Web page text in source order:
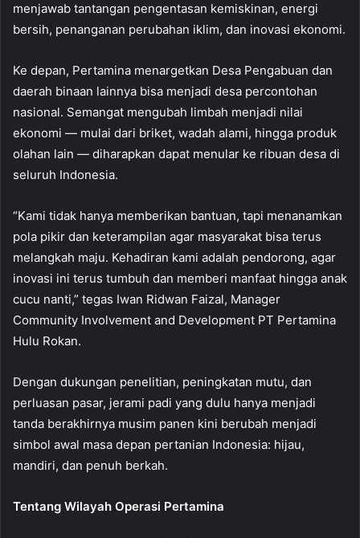
menjawab tantangan pengentasan kemiskinan, energi
bersih, penanganan perubahan iklim, dan inovasi ekonomi.
Ke depan, Pertamina menargetkan Desa Pengabuan dan
daerah binaan lainnya bisa menjadi desa percontohan
nasional. Semangat mengubah limbah menjadi nilai
ekonomi — mulai dari briket, wadah alami, hingga produk
olahan lain — diharapkan dapat menular ke ribuan desa di
seluruh Indonesia.
“Kami tidak hanya memberikan bantuan, tapi menanamkan
pola pikir dan keterampilan agar masyarakat bisa terus
melangkah maju. Kehadiran kami adalah pendorong, agar
inovasi ini terus tumbuh dan memberi manfaat hingga anak
cucu nanti,” tegas Iwan Ridwan Faizal, Manager
Community Involvement and Development PT Pertamina
Hulu Rokan.
Dengan dukungan penelitian, peningkatan mutu, dan
perluasan pasar, jerami padi yang dulu hanya menjadi
tanda berakhirnya musim panen kini berubah menjadi
simbol awal masa depan pertanian Indonesia: hijau,
mandiri, dan penuh berkah.
Tentang Wilayah Operasi Pertamina